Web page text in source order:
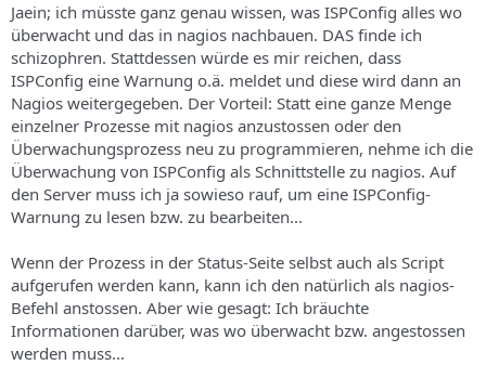
Jaein; ich müsste ganz genau wissen, was ISPConfig alles wo
überwacht und das in nagios nachbauen. DAS finde ich
schizophren. Stattdessen würde es mir reichen, dass
ISPConfig eine Warnung o.ä. meldet und diese wird dann an
Nagios weitergegeben. Der Vorteil: Statt eine ganze Menge
einzelner Prozesse mit nagios anzustossen oder den
Überwachungsprozess neu zu programmieren, nehme ich die
Überwachung von ISPConfig als Schnittstelle zu nagios. Auf
den Server muss ich ja sowieso rauf, um eine ISPConfig-
Warnung zu lesen bzw. zu bearbeiten...
Wenn der Prozess in der Status-Seite selbst auch als Script
aufgerufen werden kann, kann ich den natürlich als nagios-
Befehl anstossen. Aber wie gesagt: Ich bräuchte
Informationen darüber, was wo überwacht bzw. angestossen
werden muss...